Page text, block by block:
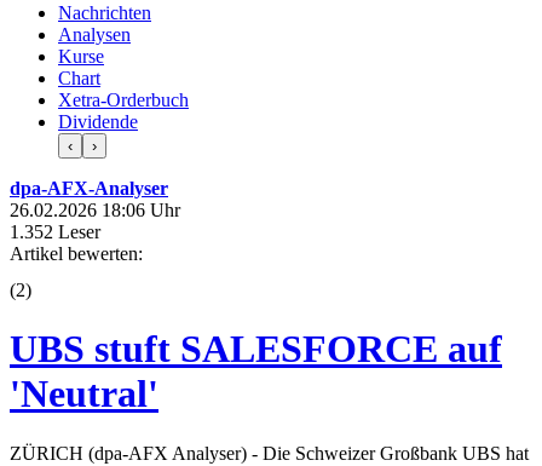
Nachrichten
Analysen
Kurse
Chart
Xetra-Orderbuch
Dividende
‹ ›
dpa-AFX-Analyser
26.02.2026 18:06 Uhr
1.352 Leser
Artikel bewerten:
(2)
UBS stuft SALESFORCE auf
'Neutral'
ZÜRICH (dpa-AFX Analyser) - Die Schweizer Großbank UBS hat